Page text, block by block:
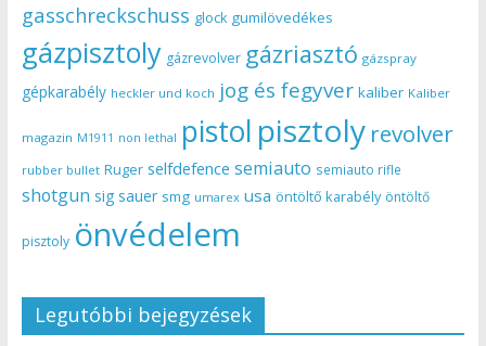
gasschreckschuss glock gumilövedékes
gázpisztoly gázrevolver gázriasztó gázspray
gépkarabély heckler und koch jog és fegyver kaliber Kaliber
magazin M1911 non lethal pistol pisztoly revolver
rubber bullet Ruger selfdefence semiauto semiauto rifle
shotgun sig sauer smg umarex usa öntöltő karabély öntöltő
pisztoly önvédelem
Legutóbbi bejegyzések